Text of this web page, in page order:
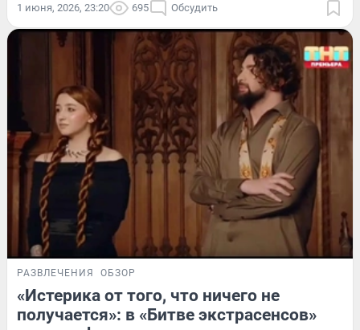
1 июня, 2026, 23:20 695 Обсудить
РАЗВЛЕЧЕНИЯ ОБЗОР
«Истерика от того, что ничего не
получается»: в «Битве экстрасенсов»